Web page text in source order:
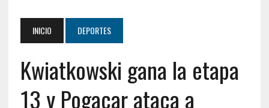
INICIO DEPORTES
Kwiatkowski gana la etapa
13 y Pogacar ataca a